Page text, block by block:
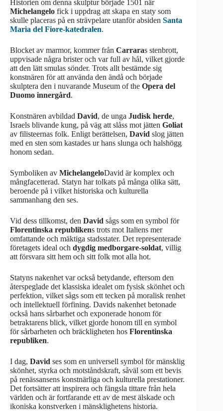
Historien om denna skulptur började 1501 när
Michelangelo fick i uppdrag att skapa en staty som
skulle placeras på en strävpelare utanför absiden Santa
Maria del Fiore-katedralen.
Blocket av marmor, kommer från Carraras stenbrott,
uppvisade några brister och var full av hål, vilket gjorde
att den lätt smulas sönder. Trots allt bestämde sig
konstnären för att använda den ändå och började
skulptera den i nuvarande Museum of the Opera del
Duomo innergård.
Konstnären avbildad David, de unga Judisk herde,
Israels blivande kung, på väg att slåss mot jätten Goliat
av filisteernas folk. Enligt berättelsen, David slog jätten
med en sten som kastades ur hans slunga och halshögg
honom sedan.
Symboliken av MichelangeloDavid är komplex och
mångfacetterad. Statyn har tolkats på många olika sätt,
beroende på i vilket historiska och kulturella
sammanhang den ses.
Vid dess tillkomst, den David sågs som en symbol för
Florentinska republikens trots mot Italiens mer
omfattande och mäktiga stadsstater. Det representerade
företagets ideal och dygdig medborgare-soldat, villig
att försvara sitt hem och sitt folk mot alla hot.
Statyns nakenhet var också betydande, eftersom den
återspeglade det klassiska idealet om fysisk skönhet och
perfektion, vilket sågs som ett tecken på moralisk renhet
och intellektuell förfining. Davids nakenhet betonade
också hans sårbarhet och exponerade honom för
betraktarens blick, vilket gjorde honom till en symbol
för sårbarheten och bräckligheten hos Florentinska
republiken.
I dag, David ses som en universell symbol för mänsklig
skönhet, styrka och motståndskraft, såväl som ett bevis
på renässansens konstnärliga och kulturella prestationer.
Det fortsätter att inspirera och fängsla tittare från hela
världen och är fortfarande ett av de mest älskade och
ikoniska konstverken i mänsklighetens historia.